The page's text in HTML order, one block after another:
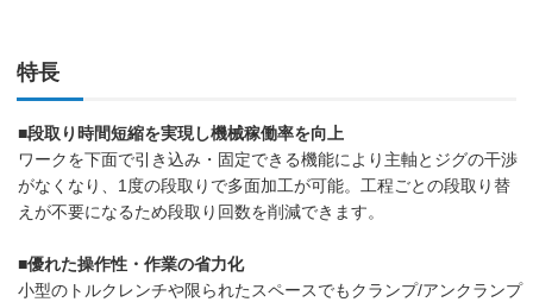
特長
■段取り時間短縮を実現し機械稼働率を向上
ワークを下面で引き込み・固定できる機能により主軸とジグの干渉
がなくなり、1度の段取りで多面加工が可能。工程ごとの段取り替
えが不要になるため段取り回数を削減できます。
■優れた操作性・作業の省力化
小型のトルクレンチや限られたスペースでもクランプ/アンクランプ